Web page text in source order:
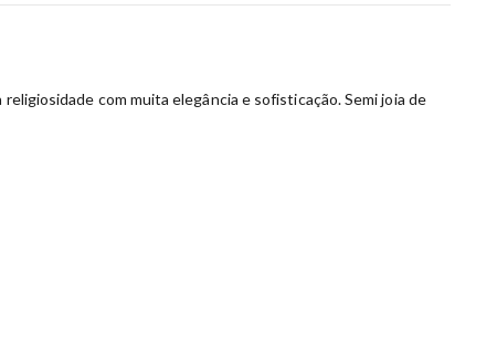
com muita elegância e sofisticação. Semi joia de